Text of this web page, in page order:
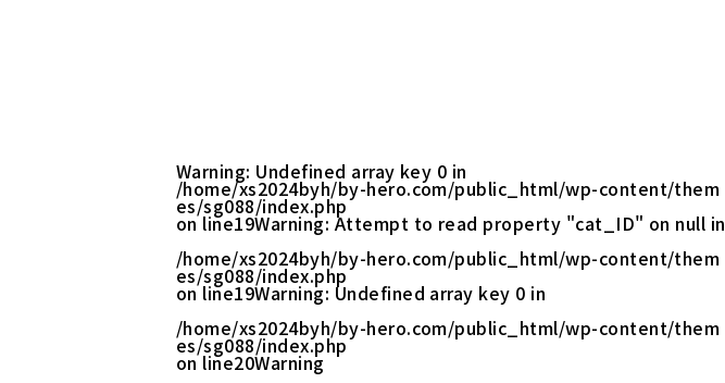
Warning: Undefined array key 0 in
/home/xs2024byh/by-hero.com/public_html/wp-content/them
es/sg088/index.php
on line19Warning: Attempt to read property "cat_ID" on null in
/home/xs2024byh/by-hero.com/public_html/wp-content/them
es/sg088/index.php
on line19Warning: Undefined array key 0 in
/home/xs2024byh/by-hero.com/public_html/wp-content/them
es/sg088/index.php
on line20Warning